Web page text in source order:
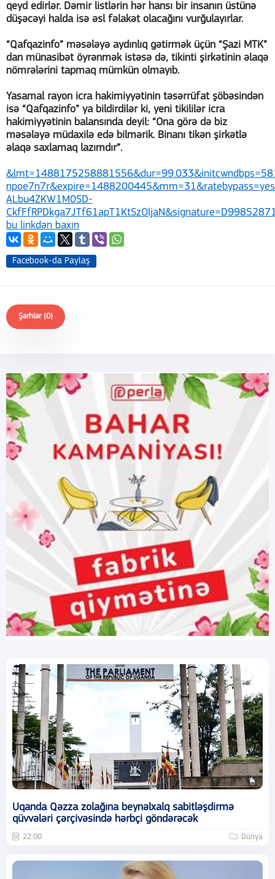
qeyd edirlər. Dəmir listlərin hər hansı bir insanın üstünə
düşəcəyi halda isə əsl fəlakət olacağını vurğulayırlar.
“Qafqazinfo” məsələyə aydınlıq gətirmək üçün “Şazi MTK”
dan münasibət öyrənmək istəsə də, tikinti şirkətinin əlaqə
nömrələrini tapmaq mümkün olmayıb.
Yasamal rayon icra hakimiyyətinin təsərrüfat şöbəsindən
isə “Qafqazinfo” ya bildirdilər ki, yeni tikililər icra
hakimiyyətinin balansında deyil: “Ona görə də biz
məsələyə müdaxilə edə bilmərik. Binanı tikən şirkətlə
əlaqə saxlamaq lazımdır”.
ALbu4ZKW1M0SD-
bu linkdən baxın
Facebook-da Paylaş
Şərhlər (0)
Uqanda Qəzza zolağına beynəlxalq sabitləşdirmə
qüvvələri çərçivəsində hərbçi göndərəcək
22:00 Dünya